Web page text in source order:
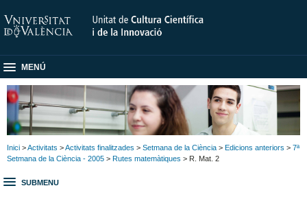
MENÚ
Inici >Activitats >Activitats finalitzades > Setmana de la Ciència > Edicions anteriors > 7ª
Setmana de la Ciència - 2005 > Rutes matemàtiques > R. Mat. 2
SUBMENU